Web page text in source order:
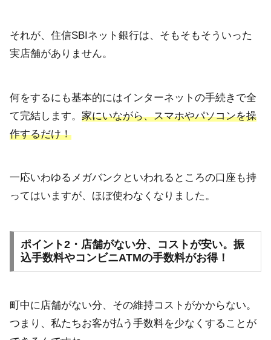
それが、住信SBIネット銀行は、そもそもそういった
実店舗がありません。
何をするにも基本的にはインターネットの手続きで全
て完結します。 家にいながら、スマホやパソコンを操
作するだけ！
一応いわゆるメガバンクといわれるところの口座も持
ってはいますが、ほぼ使わなくなりました。
ポイント2・店舗がない分、コストが安い。振
込手数料やコンビニATMの手数料がお得！
町中に店舗がない分、その維持コストがかからない。
つまり、私たちお客が払う手数料を少なくすることが